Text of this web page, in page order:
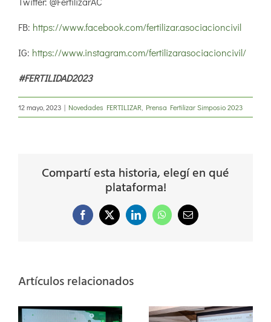
FB: https://www.facebook.com/fertilizar.asociacioncivil
IG: https://www.instagram.com/fertilizarasociacioncivil/
#FERTILIDAD2023
12 mayo, 2023 | Novedades FERTILIZAR Prensa Fertilizar Simposio 2023
Compartí esta historia, elegí en qué
plataforma!
Facebook
X LinkedInWhatsAppCorreo
Artículos relacionados
Nutrición de la